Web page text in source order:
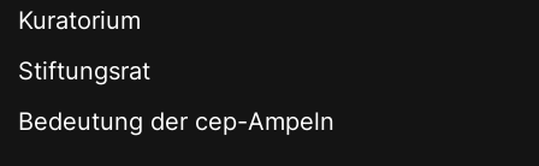
Kuratorium
Stiftungsrat
Bedeutung der cep-Ampeln